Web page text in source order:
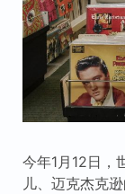
今年1月12日，
儿、迈克杰克